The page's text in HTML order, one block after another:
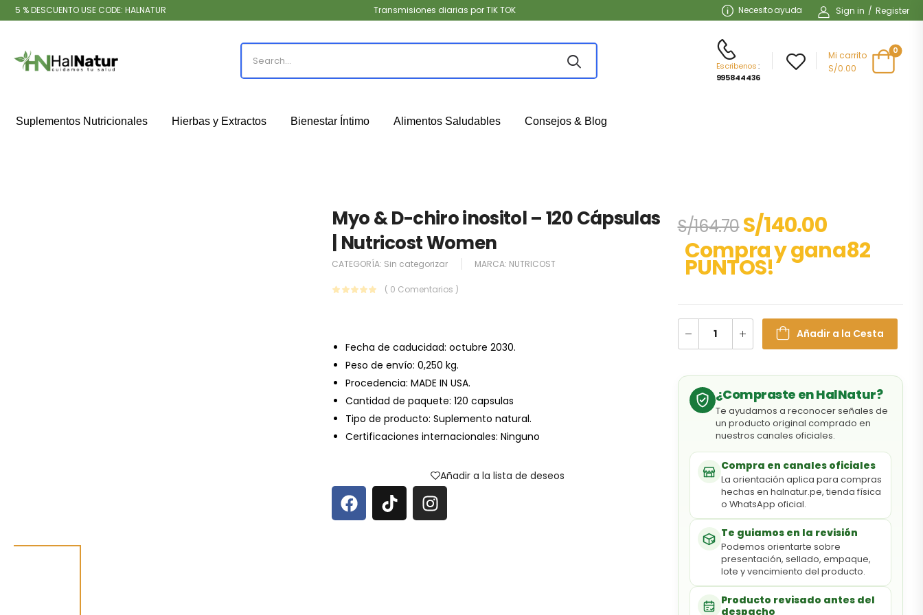
5 % DESCUENTO USE CODE: HALNATUR Transmisiones diarias por TIK TOK Necesito ayuda Sign in / Register
Escribenos:
995844436
Mi carrito
S/0.00
0
Suplementos Nutricionales Hierbas y Extractos Bienestar Íntimo Alimentos Saludables Consejos & Blog
Myo & D-chiro inositol – 120 Cápsulas
| Nutricost Women
CATEGORÍA: Sin categorizar MARCA: NUTRICOST
( 0 Comentarios )
Fecha de caducidad: octubre 2030.
Peso de envío: 0,250 kg.
Procedencia: MADE IN USA.
Cantidad de paquete: 120 capsulas
Tipo de producto: Suplemento natural.
Certificaciones internacionales: Ninguno
Añadir a la lista de deseos
S/164.70S/140.00
Compra y gana82
PUNTOS!
Añadir a la Cesta
¿Compraste en HalNatur?
Te ayudamos a reconocer señales de
un producto original comprado en
nuestros canales oficiales.
Compra en canales oficiales
La orientación aplica para compras
hechas en halnatur.pe, tienda física
o WhatsApp oficial.
Te guiamos en la revisión
Podemos orientarte sobre
presentación, sellado, empaque,
lote y vencimiento del producto.
Producto revisado antes del
despacho